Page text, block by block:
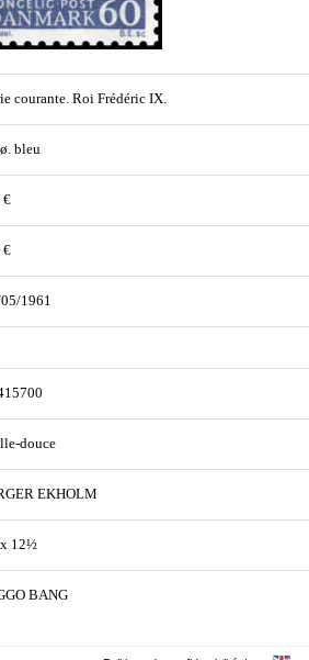
courante. Roi Frédéric IX.
bleu
€
€
1961
douce
EKHOLM
12½
BANG